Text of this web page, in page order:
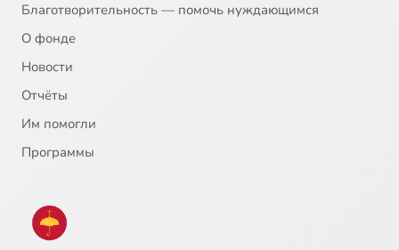
Благотворительность — помочь нуждающимся
О фонде
Новости
Отчёты
Им помогли
Программы